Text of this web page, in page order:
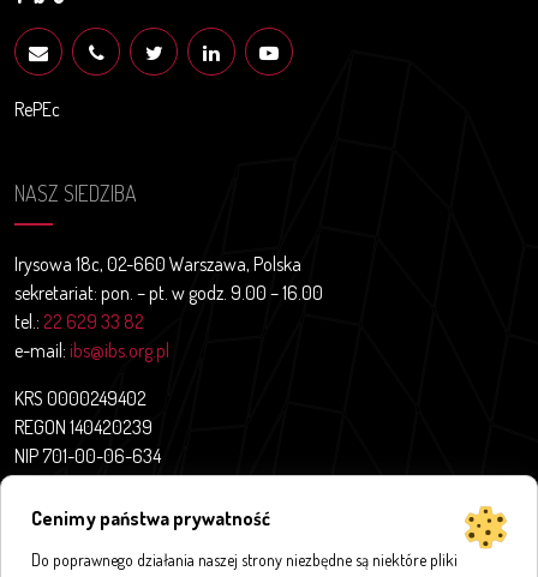
Cenimy państwa prywatność
Do poprawnego działania naszej strony niezbędne są niektóre pliki
RePEc
NASZ SIEDZIBA
Irysowa 18c, 02-660 Warszawa, Polska
sekretariat: pon. – pt. w godz. 9.00 – 16.00
tel.: 22 629 33 82
e-mail: ibs@ibs.org.pl
KRS 0000249402
REGON 140420239
NIP 701-00-06-634
O nas
Projekty badawcze